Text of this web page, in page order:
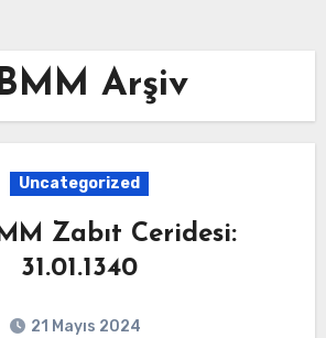
Arşiv
Uncategorized
Zabıt Ceridesi:
31.01.1340
21 Mayıs 2024